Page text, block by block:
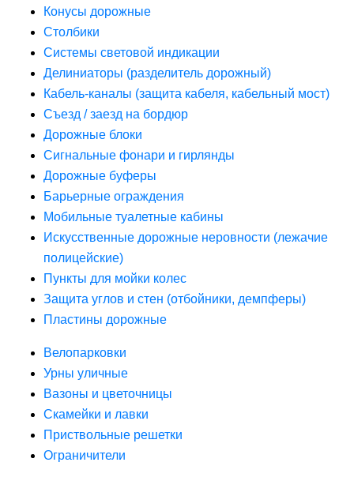
Конусы дорожные
Столбики
Системы световой индикации
Делиниаторы (разделитель дорожный)
Кабель-каналы (защита кабеля, кабельный мост)
Съезд / заезд на бордюр
Дорожные блоки
Сигнальные фонари и гирлянды
Дорожные буферы
Барьерные ограждения
Мобильные туалетные кабины
Искусственные дорожные неровности (лежачие
полицейские)
Пункты для мойки колес
Защита углов и стен (отбойники, демпферы)
Пластины дорожные
Велопарковки
Урны уличные
Вазоны и цветочницы
Скамейки и лавки
Приствольные решетки
Ограничители